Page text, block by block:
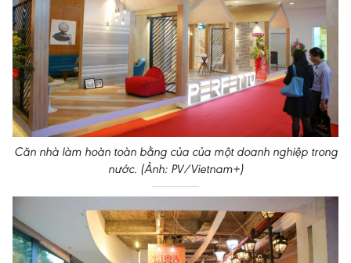
Căn nhà làm hoàn toàn bằng của của một doanh nghiệp trong
nước. (Ảnh: PV/Vietnam+)